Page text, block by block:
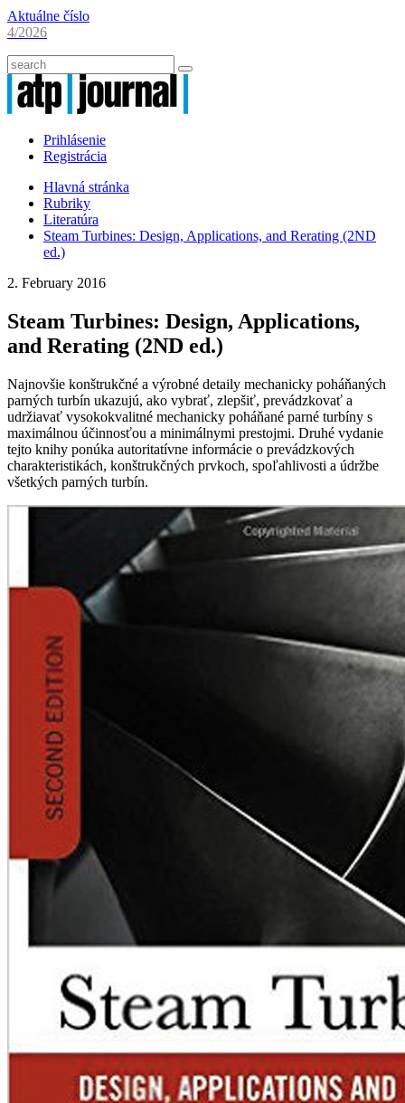
Aktuálne číslo
4/2026
Prihlásenie
Registrácia
Hlavná stránka
Rubriky
Literatúra
Steam Turbines: Design, Applications, and Rerating (2ND
ed.)
2. February 2016
Steam Turbines: Design, Applications,
and Rerating (2ND ed.)
Najnovšie konštrukčné a výrobné detaily mechanicky poháňaných
parných turbín ukazujú, ako vybrať, zlepšiť, prevádzkovať a
udržiavať vysokokvalitné mechanicky poháňané parné turbíny s
maximálnou účinnosťou a minimálnymi prestojmi. Druhé vydanie
tejto knihy ponúka autoritatívne informácie o prevádzkových
charakteristikách, konštrukčných prvkoch, spoľahlivosti a údržbe
všetkých parných turbín.